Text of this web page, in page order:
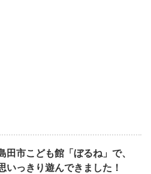
田市こども館「ぼるね」で、
いっきり遊んできました！